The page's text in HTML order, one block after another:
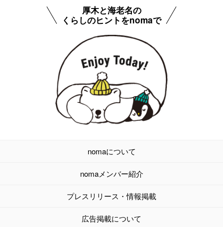
厚木と海老名の
くらしのヒントをnomaで
nomaについて
nomaメンバー紹介
プレスリリース・情報掲載
広告掲載について